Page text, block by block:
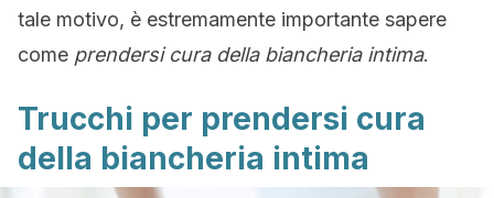
tale motivo, è estremamente importante sapere
come prendersi cura della biancheria intima.
Trucchi per prendersi cura
della biancheria intima